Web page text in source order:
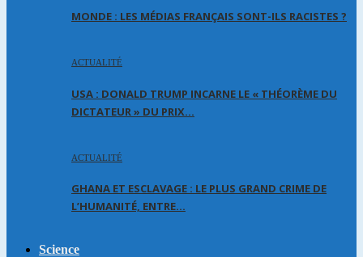
MONDE : LES MÉDIAS FRANÇAIS SONT-ILS RACISTES ?
ACTUALITÉ
USA : DONALD TRUMP INCARNE LE « THÉORÈME DU
DICTATEUR » DU PRIX…
ACTUALITÉ
GHANA ET ESCLAVAGE : LE PLUS GRAND CRIME DE
L’HUMANITÉ, ENTRE…
Science